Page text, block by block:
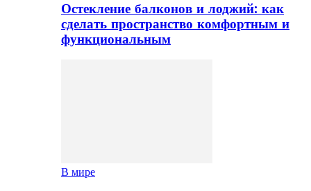
Остекление балконов и лоджий: как
сделать пространство комфортным и
функциональным
В мире